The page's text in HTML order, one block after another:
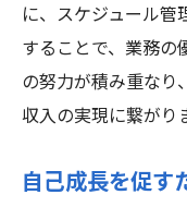
に、スケジュール
することで、業務の
の努力が積み重なり
収入の実現に繋がり
自己成長を促す